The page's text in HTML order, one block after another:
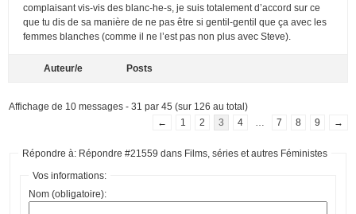
complaisant vis-vis des blanc-he-s, je suis totalement d’accord sur ce
que tu dis de sa manière de ne pas être si gentil-gentil que ça avec les
femmes blanches (comme il ne l’est pas non plus avec Steve).
Auteur/e Posts
Affichage de 10 messages - 31 par 45 (sur 126 au total)
←
1 2 3 4 7 8 9 →
Répondre à: Répondre #21559 dans Films, séries et autres Féministes
Vos informations:
Nom (obligatoire):